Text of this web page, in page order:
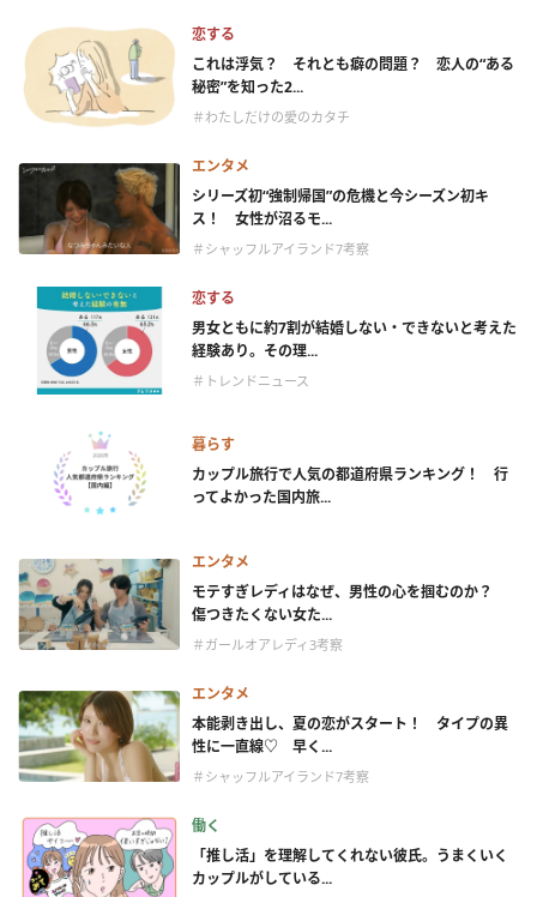
恋する
これは浮気？ それとも癖の問題？ 恋人の“ある
秘密”を知った2...
＃わたしだけの愛のカタチ
エンタメ
シリーズ初“強制帰国”の危機と今シーズン初キ
ス！ 女性が沼るモ...
＃シャッフルアイランド7考察
恋する
男女ともに約7割が結婚しない・できないと考えた
経験あり。その理...
＃トレンドニュース
暮らす
カップル旅行で人気の都道府県ランキング！ 行
ってよかった国内旅...
エンタメ
モテすぎレディはなぜ、男性の心を掴むのか？
傷つきたくない女た...
＃ガールオアレディ3考察
エンタメ
本能剥き出し、夏の恋がスタート！ タイプの異
性に一直線♡ 早く...
＃シャッフルアイランド7考察
働く
「推し活」を理解してくれない彼氏。うまくいく
カップルがしている...